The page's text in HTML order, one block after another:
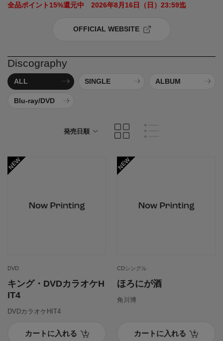
全品ポイント15%還元中　2026年8月16日（日）23:59迄
OFFICIAL WEBSITE
Discography
ALL SINGLE ALBUM
Blu-ray/DVD
発売日順
DVD
キング・DVDカラオケH
IT4
DVDカラオケHIT4
カートに入れる
CDシングル
ほろにが酒
角川博
カートに入れる